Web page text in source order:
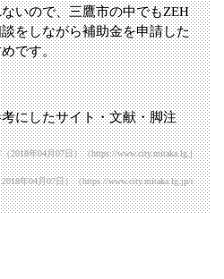
いので、三鷹市の中でもZEH
をしながら補助金を申請した
です。
にしたサイト・文献・脚注
年04月07日）（https://www.city.mitaka.lg.jp/
年04月07日）（https://www.city.mitaka.lg.jp/dazai/